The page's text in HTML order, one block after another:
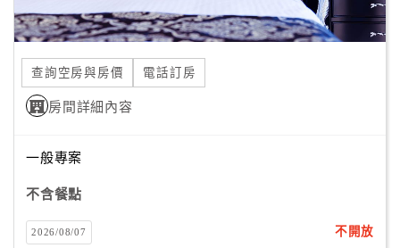
查詢空房與房價 電話訂房
房間詳細內容
一般專案
不含餐點
2026/08/07 不開放